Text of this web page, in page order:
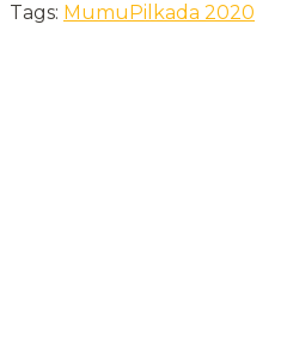
Tags: Mumu Pilkada 2020